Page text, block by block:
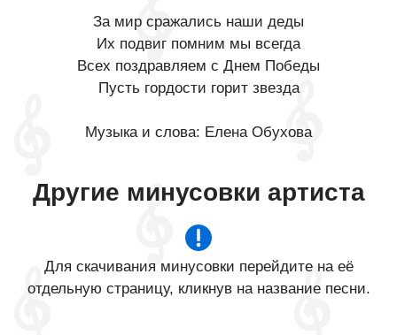
За мир сражались наши деды
Их подвиг помним мы всегда
Всех поздравляем с Днем Победы
Пусть гордости горит звезда
Музыка и слова: Елена Обухова
Другие минусовки артиста
Для скачивания минусовки перейдите на её
отдельную страницу, кликнув на название песни.